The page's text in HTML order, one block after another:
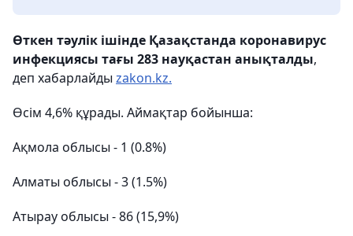
Өткен тәулік ішінде Қазақстанда коронавирус
инфекциясы тағы 283 науқастан анықталды,
деп хабарлайды zakon.kz.
Өсім 4,6% құрады. Аймақтар бойынша:
Ақмола облысы - 1 (0.8%)
Алматы облысы - 3 (1.5%)
Атырау облысы - 86 (15,9%)